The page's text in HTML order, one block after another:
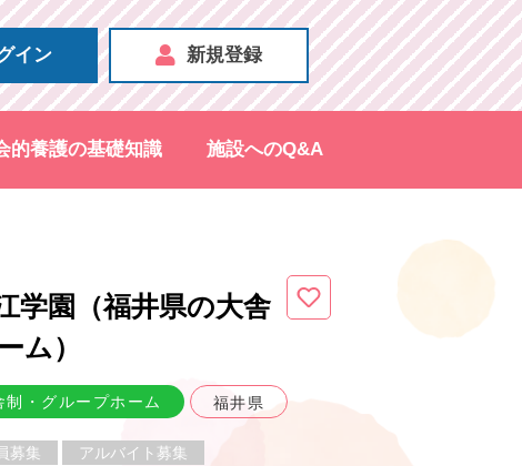
イン 新規登録
的養護の基礎知識 施設へのQ&A
学園（福井県の大舎
ム）
制・グループホーム 福井県
募集
アルバイト募集